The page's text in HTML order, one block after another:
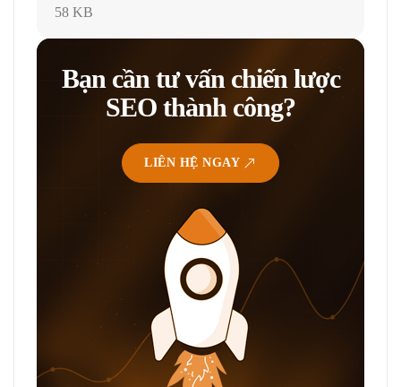
58 KB
Bạn cần tư vấn chiến lược
SEO thành công?
LIÊN HỆ NGAY